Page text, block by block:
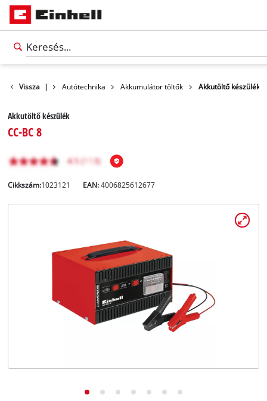
English
Vissza |
Szabadidő Autótechnika Akkumulátor töltők Akkutöltő készülék
Akkutöltő készülék
CC-BC 8
Cikkszám:1023121 EAN:4006825612677